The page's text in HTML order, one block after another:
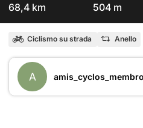
68,4 km 504 m
Ciclismo su strada Anello
A